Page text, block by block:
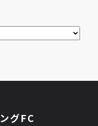
グFC